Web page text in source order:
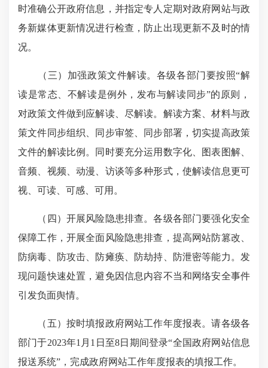
时准确公开政府信息，并指定专人定期对政府网站与政
务新媒体更新情况进行检查，防止出现更新不及时的情
况。
（三）加强政策文件解读。各级各部门要按照“解
读是常态、不解读是例外，发布与解读同步”的原则，
对政策文件做到应解读、尽解读。解读方案、材料与政
策文件同步组织、同步审签、同步部署，切实提高政策
文件的解读比例。同时要充分运用数字化、图表图解、
音频、视频、动漫、访谈等多种形式，使解读信息更可
视、可读、可感、可用。
（四）开展风险隐患排查。各级各部门要强化安全
保障工作，开展全面风险隐患排查，提高网站防篡改、
防病毒、防攻击、防瘫痪、防劫持、防泄密等能力。发
现问题快速处置，避免因信息内容不当和网络安全事件
引发负面舆情。
（五）按时填报政府网站工作年度报表。请各级各
部门于2023年1月1日至8日期间登录“全国政府网站信息
报送系统”，完成政府网站工作年度报表的填报工作。